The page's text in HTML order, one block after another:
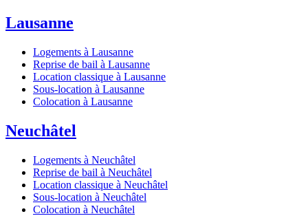
Lausanne
Logements à Lausanne
Reprise de bail à Lausanne
Location classique à Lausanne
Sous-location à Lausanne
Colocation à Lausanne
Neuchâtel
Logements à Neuchâtel
Reprise de bail à Neuchâtel
Location classique à Neuchâtel
Sous-location à Neuchâtel
Colocation à Neuchâtel